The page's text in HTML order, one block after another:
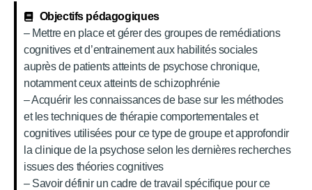
Objectifs pédagogiques
– Mettre en place et gérer des groupes de remédiations
cognitives et d’entrainement aux habilités sociales
auprès de patients atteints de psychose chronique,
notamment ceux atteints de schizophrénie
– Acquérir les connaissances de base sur les méthodes
et les techniques de thérapie comportementales et
cognitives utilisées pour ce type de groupe et approfondir
la clinique de la psychose selon les dernières recherches
issues des théories cognitives
– Savoir définir un cadre de travail spécifique pour ce